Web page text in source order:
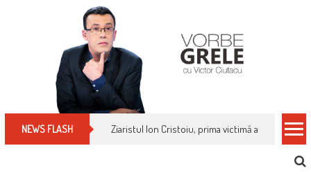
NEWS FLASH Ziaristul Ion Cristoiu, prima victimă a noi